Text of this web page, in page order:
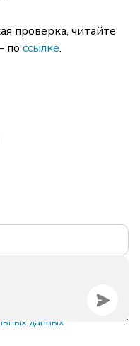
проверка, читайте
по ссылке.
данных